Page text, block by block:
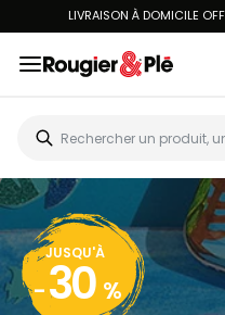
LIVRAISON À DOMICILE
JUSQU'À
- 30 %